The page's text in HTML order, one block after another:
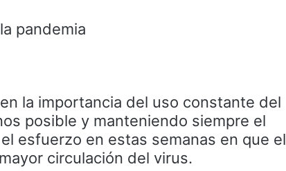
pandemia
la importancia del uso constante del
posible y manteniendo siempre el
esfuerzo en estas semanas en que el
circulación del virus.